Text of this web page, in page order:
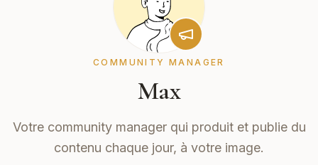
COMMUNITY MANAGER
Max
Votre community manager qui produit et publie du
contenu chaque jour, à votre image.